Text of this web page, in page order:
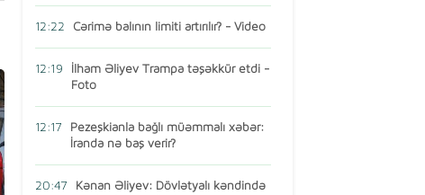
12:22 Cərimə balının limiti artırılır? - Video
12:19
İlham Əliyev Trampa təşəkkür etdi -
Foto
12:17
Pezeşkianla bağlı müəmmalı xəbər:
İranda nə baş verir?
20:47
Kənan Əliyev: Dövlətyalı kəndində